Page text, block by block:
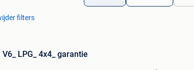
filters
LPG_ 4x4_ garantie